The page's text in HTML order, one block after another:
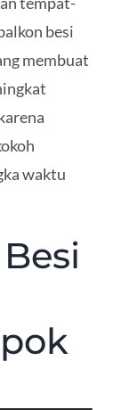
besi
membuat
waktu